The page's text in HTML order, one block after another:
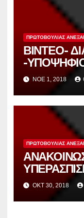
ΑΤΤΙΚΗΣ.
ΠΡΩΤΟΒΟΥΛΊΑΣ
ΒΙΝΤΕΟ-
-
ΝΟΈ 1, 2018
ΠΡΩΤΟΒΟΥΛΊΑΣ
ΓΙΑ
ΟΚΤ 30, 2018